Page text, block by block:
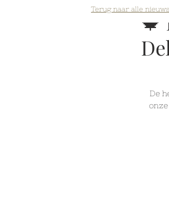
🍁
De
Terug naar alle